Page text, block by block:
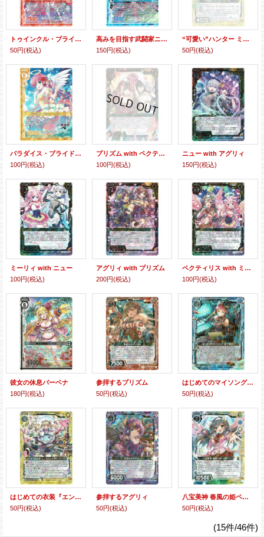
トゥインクル・ブライド プリズム
50円(税込)
高みを目指す武闘家ニュー
150円(税込)
“可愛い”ハンター ミーリィ
50円(税込)
パラダイス・ブライド ミーリィ
100円(税込)
プリズム with ペクティリス
100円(税込)
ニュー with アグリィ
150円(税込)
ミーリィ with ニュー
100円(税込)
アグリィ with プリズム
200円(税込)
ペクティリス with ミーリィ
100円(税込)
彼女の休息バーベナ
180円(税込)
参拝するプリズム
50円(税込)
はじめてのマイソング『夢で想う』
50円(税込)
はじめての衣装『エンジェル＆ブルーローズ』
50円(税込)
参拝するアグリィ
50円(税込)
八宝美神 春風の姫ペクティリス
50円(税込)
(15件/46件)